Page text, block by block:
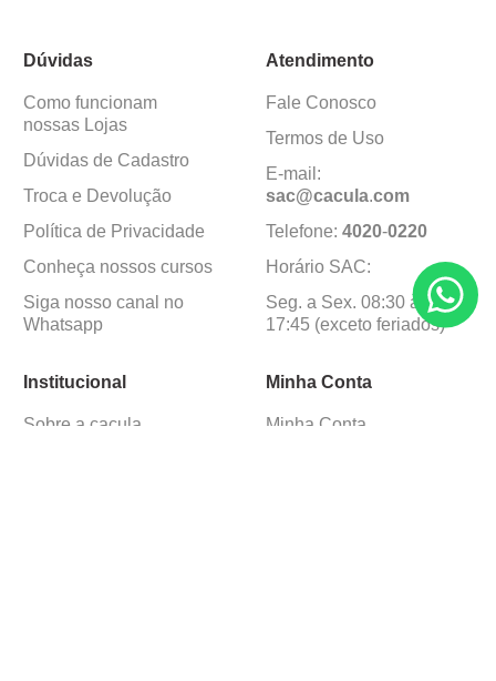
Dúvidas
Como funcionam
nossas Lojas
Dúvidas de Cadastro
Troca e Devolução
Política de Privacidade
Conheça nossos cursos
Siga nosso canal no
Whatsapp
Atendimento
Fale Conosco
Termos de Uso
E-mail:
sac@cacula.com
Telefone: 4020-0220
Horário SAC:
Seg. a Sex. 08:30 às
17:45 (exceto feriados)
Institucional
Sobre a caçula
Minha Conta
Minha Conta